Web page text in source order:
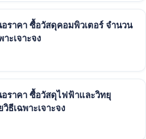
ราคา ซื้อวัสดุคอมพิวเตอร์ จำนวน
ะเจาะจง
ราคา ซื้อวัสดุไฟฟ้าและวิทยุ
ธีเฉพาะเจาะจง